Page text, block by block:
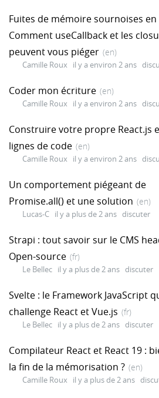
Fuites de mémoire sournoises en
Comment useCallback et les
peuvent vous piéger (en)
Camille Roux il y a environ 2 ans
Coder mon écriture (en)
Camille Roux il y a environ 2 ans
Construire votre propre React.js
lignes de code (en)
Camille Roux il y a environ 2 ans
Un comportement piégeant de
Promise.all() et une solution (en)
Lucas-C il y a plus de 2 ans discuter
Strapi : tout savoir sur le CMS
Open-source (fr)
Le Bellec il y a plus de 2 ans discuter
Svelte : le Framework JavaScript
challenge React et Vue.js (fr)
Le Bellec il y a plus de 2 ans discuter
Compilateur React et React 19 :
la fin de la mémorisation ? (en)
Camille Roux il y a plus de 2 ans